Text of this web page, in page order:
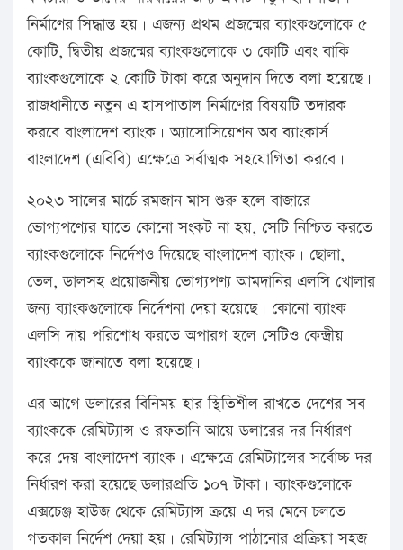
নির্মাণের সিদ্ধান্ত হয়। এজন্য প্রথম প্রজন্মের ব্যাংকগুলোকে ৫
কোটি, দ্বিতীয় প্রজন্মের ব্যাংকগুলোকে ৩ কোটি এবং বাকি
ব্যাংকগুলোকে ২ কোটি টাকা করে অনুদান দিতে বলা হয়েছে।
রাজধানীতে নতুন এ হাসপাতাল নির্মাণের বিষয়টি তদারক
করবে বাংলাদেশ ব্যাংক। অ্যাসোসিয়েশন অব ব্যাংকার্স
বাংলাদেশ (এবিবি) এক্ষেত্রে সর্বাত্মক সহযোগিতা করবে।
২০২৩ সালের মার্চে রমজান মাস শুরু হলে বাজারে
ভোগ্যপণ্যের যাতে কোনো সংকট না হয়, সেটি নিশ্চিত করতে
ব্যাংকগুলোকে নির্দেশও দিয়েছে বাংলাদেশ ব্যাংক। ছোলা,
তেল, ডালসহ প্রয়োজনীয় ভোগ্যপণ্য আমদানির এলসি খোলার
জন্য ব্যাংকগুলোকে নির্দেশনা দেয়া হয়েছে। কোনো ব্যাংক
এলসি দায় পরিশোধ করতে অপারগ হলে সেটিও কেন্দ্রীয়
ব্যাংককে জানাতে বলা হয়েছে।
এর আগে ডলারের বিনিময় হার স্থিতিশীল রাখতে দেশের সব
ব্যাংককে রেমিট্যান্স ও রফতানি আয়ে ডলারের দর নির্ধারণ
করে দেয় বাংলাদেশ ব্যাংক। এক্ষেত্রে রেমিট্যান্সের সর্বোচ্চ দর
নির্ধারণ করা হয়েছে ডলারপ্রতি ১০৭ টাকা। ব্যাংকগুলোকে
এক্সচেঞ্জ হাউজ থেকে রেমিট্যান্স ক্রয়ে এ দর মেনে চলতে
গতকাল নির্দেশ দেয়া হয়। রেমিট্যান্স পাঠানোর প্রক্রিয়া সহজ